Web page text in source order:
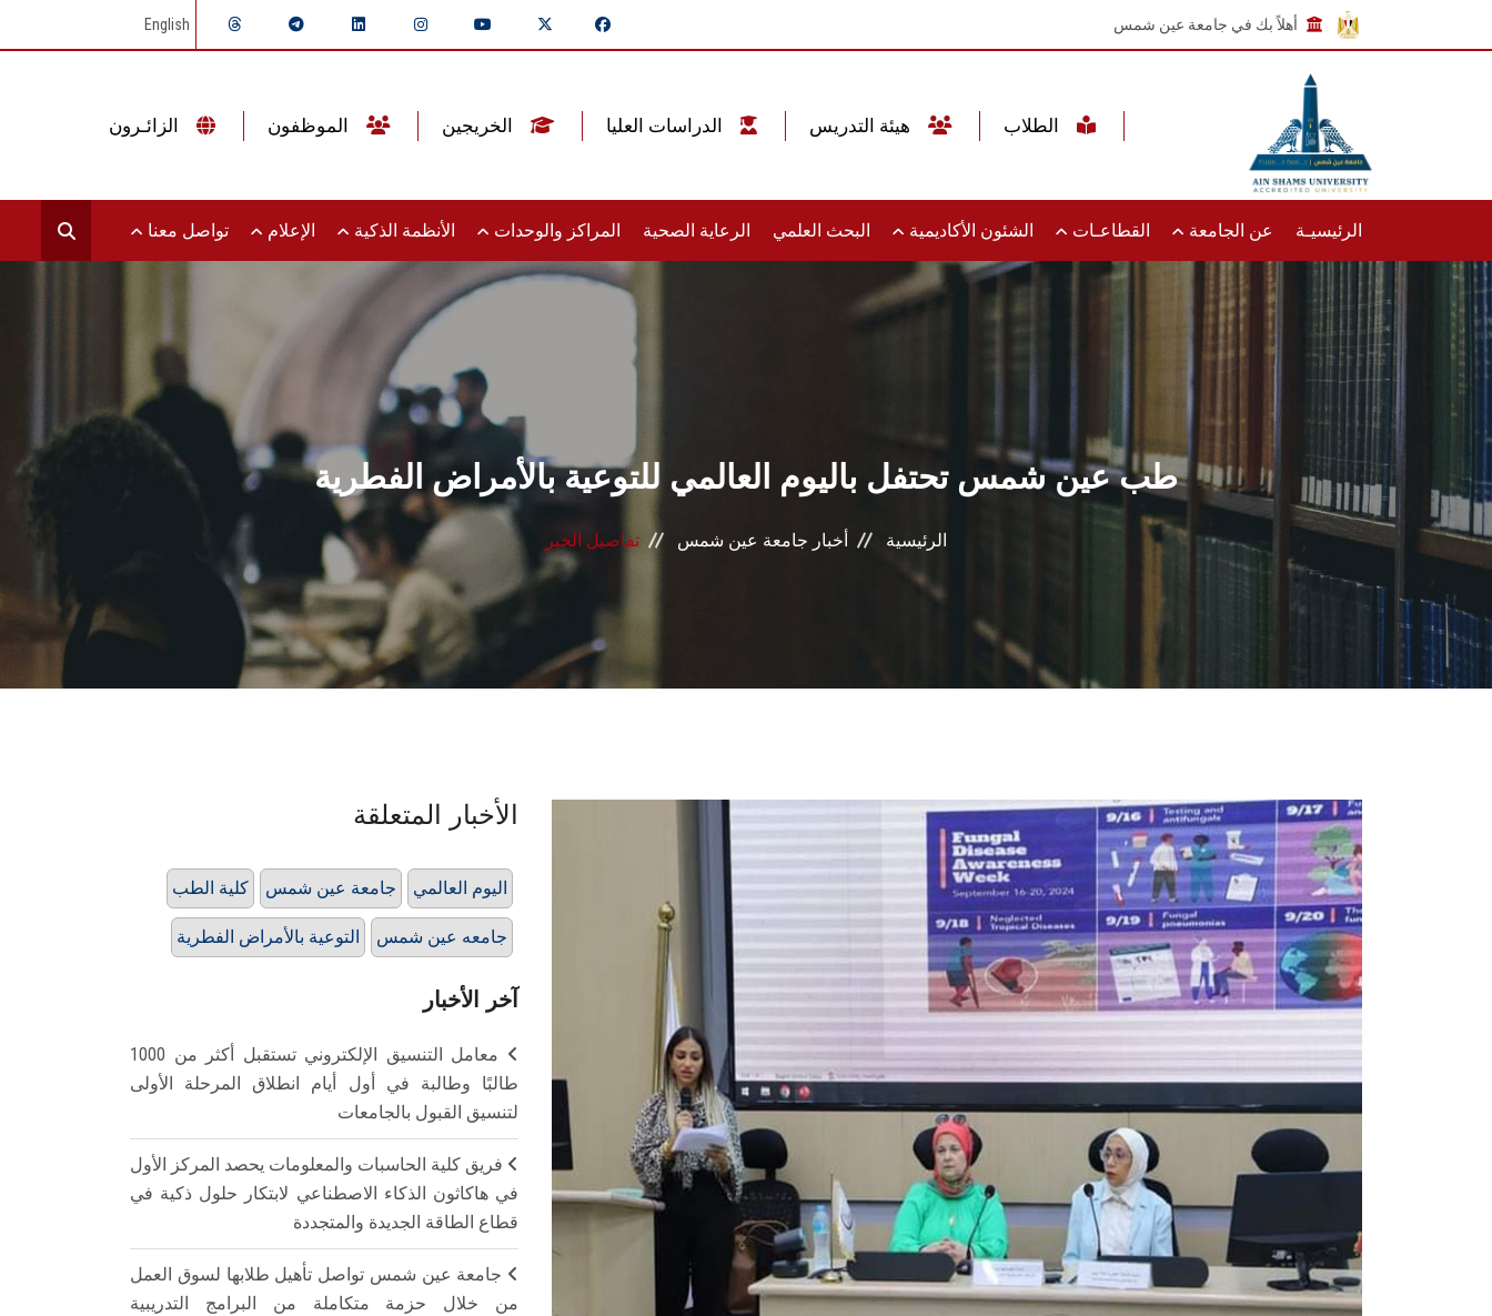
أهلاً بك في جامعة عين شمس English
الرئيسيـة عن الجامعة القطاعـات الشئون الأكاديمية البحث العلمي الرعاية الصحية المراكز والوحدات الأنظمة الذكية الإعلام تواصل معنا
طب عين شمس تحتفل باليوم العالمي للتوعية بالأمراض الفطرية
الرئيسية أخبار جامعة عين شمس تفاصيل الخبر
الأخبار المتعلقة
كلية الطب جامعة عين شمس اليوم العالمي
التوعية بالأمراض الفطرية جامعه عين شمس
آخر الأخبار
معامل التنسيق الإلكتروني تستقبل أكثر من 1000
طالبًا وطالبة في أول أيام انطلاق المرحلة الأولى
لتنسيق القبول بالجامعات
فريق كلية الحاسبات والمعلومات يحصد المركز الأول
في هاكاثون الذكاء الاصطناعي لابتكار حلول ذكية في
قطاع الطاقة الجديدة والمتجددة
جامعة عين شمس تواصل تأهيل طلابها لسوق العمل
من خلال حزمة متكاملة من البرامج التدريبية